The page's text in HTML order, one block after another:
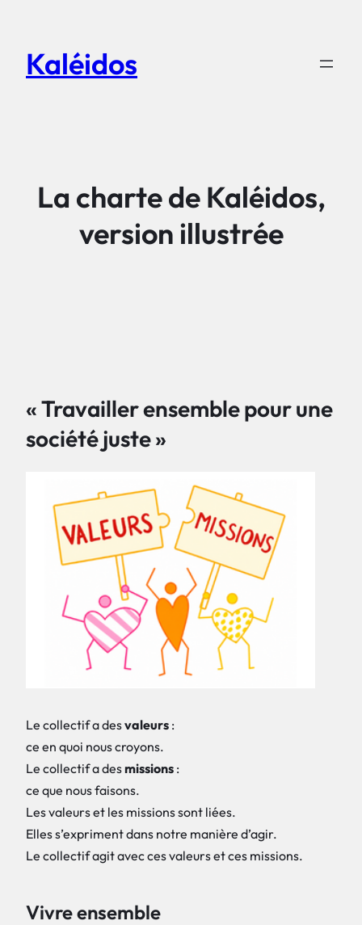
contenu
Kaléidos
La charte de Kaléidos,
version illustrée
« Travailler ensemble pour une
société juste »
Le collectif a desvaleurs :
ce en quoi nous croyons.
Le collectif a desmissions :
ce que nous faisons.
Les valeurs et les missions sont liées.
Elles s’expriment dans notre manière d’agir.
Le collectif agit avec ces valeurs et ces missions.
Vivre ensemble